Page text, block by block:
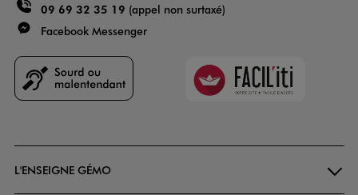
09 69 32 35 19 (appel non surtaxé)
Facebook Messenger
Faciliti
L'ENSEIGNE GÉMO